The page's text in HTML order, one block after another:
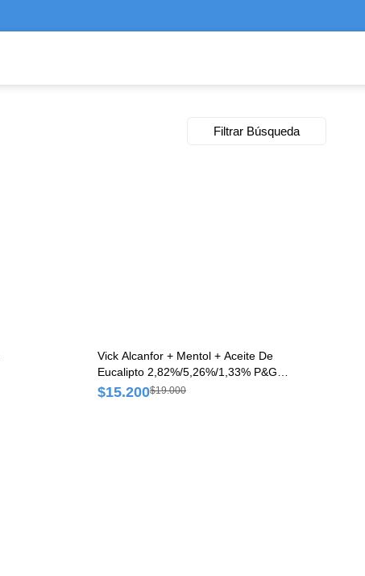
Filtrar Búsqueda
Vick Alcanfor + Mentol + Aceite De
Eucalipto 2,82%/5,26%/1,33% P&G
Ungüento x 50 g
$15.200$19.000